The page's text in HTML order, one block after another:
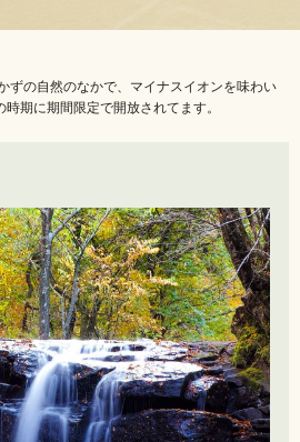
ずの自然のなかで、マイナスイオンを味わい
期に期間限定で開放されてます。